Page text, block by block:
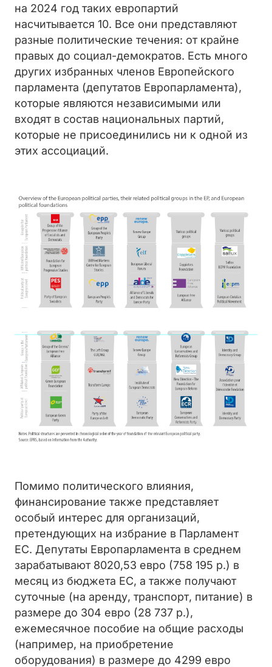
на 2024 год таких европартий
насчитывается 10. Все они представляют
разные политические течения: от крайне
правых до социал-демократов. Есть много
других избранных членов Европейского
парламента (депутатов Европарламента),
которые являются независимыми или
входят в состав национальных партий,
которые не присоединились ни к одной из
этих ассоциаций.
Помимо политического влияния,
финансирование также представляет
особый интерес для организаций,
претендующих на избрание в Парламент
ЕС. Депутаты Европарламента в среднем
зарабатывают 8020,53 евро (758 195 р.) в
месяц из бюджета ЕС, а также получают
суточные (на аренду, транспорт, питание) в
размере до 304 евро (28 737 р.),
ежемесячное пособие на общие расходы
(например, на приобретение
оборудования) в размере до 4299 евро